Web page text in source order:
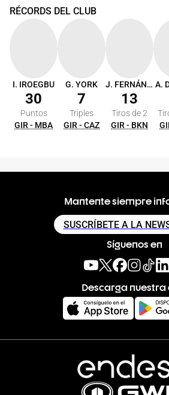
RÉCORDS DEL CLUB
I. IROEGBU
30
Puntos
GIR - MBA
G. YORK
7
Triples
GIR - CAZ
J. FERNÁNDEZ
13
Tiros de 2
GIR - BKN
A.
Mantente siempre
SUSCRÍBETE A LA
Síguenos en
Descarga nuestra